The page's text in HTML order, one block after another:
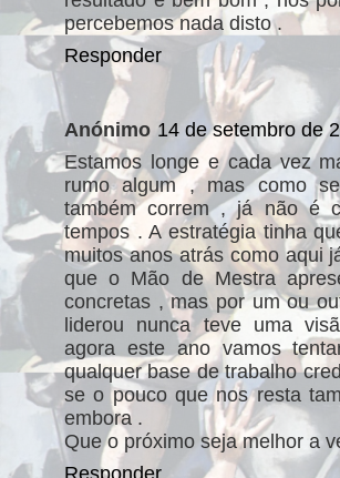
percebemos nada disto .
Responder
Anónimo 14 de setembro de
Estamos longe e cada vez
rumo algum , mas como
também correm , já não é
tempos . A estratégia tinha
muitos anos atrás como aqui
que o Mão de Mestra
concretas , mas por um ou
liderou nunca teve uma
agora este ano vamos
qualquer base de trabalho
se o pouco que nos resta
embora .
Que o próximo seja melhor a
Responder